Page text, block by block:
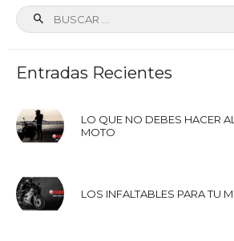
Buscar:
Entradas Recientes
LO QUE NO DEBES HACER
MOTO
LOS INFALTABLES PARA TU